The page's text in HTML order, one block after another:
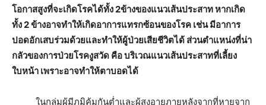
โอกาสสูงที่จะเกิดโรคได้ทั้ง 2ข้างของแนวเส้นประสาท หากเกิด
ทั้ง 2 ข้างอาจทำให้เกิดอาการแทรกซ้อนของโรค เช่น มีอาการ
ปอดอักเสบร่วมด้วยและทำให้ผู้ป่วยเสียชีวิตได้ ส่วนตำแหน่งที่น่า
กลัวของการป่วยโรคงูสวัด คือ บริเวณแนวเส้นประสาทที่เลี้ยง
ใบหน้า เพราะอาจทำให้ตาบอดได้
ในกลุ่มผู้มีภูมิคุ้มกันต่ำและผู้สูงอายุภายหลังจากที่หายจาก